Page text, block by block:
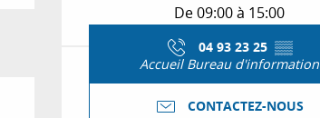
De 09:00 à 15:00
04 93 23 25 ▒▒
Accueil Bureau d'information
CONTACTEZ-NOUS